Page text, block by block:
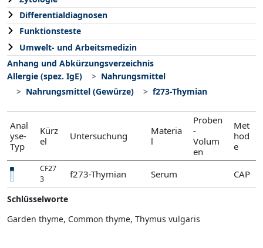
Differentialdiagnosen
Funktionsteste
Umwelt- und Arbeitsmedizin
Anhang und Abkürzungsverzeichnis
Allergie (spez. IgE)
Nahrungsmittel
Nahrungsmittel (Gewürze)
f273-Thymian
Anal
yse-
Typ
Kürz
el
Untersuchung
Materia
l
Proben
-
Volum
en
Met
hod
e
CF27
3
f273-Thymian Serum CAP
Schlüsselworte
Garden thyme, Common thyme, Thymus vulgaris